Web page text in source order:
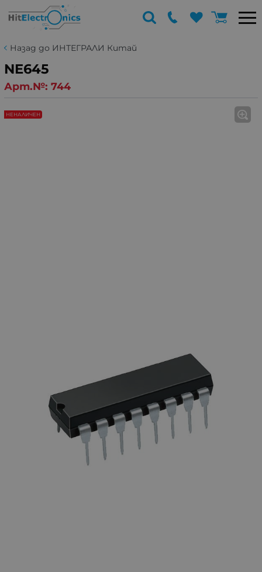
Назад до ИНТЕГРАЛИ Китай
NE645
Арт.№: 744
НЕНАЛИЧЕН